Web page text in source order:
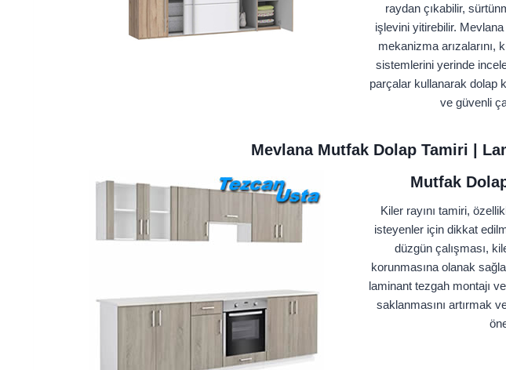
raydan çıkabilir,
işlevini yitirebilir.
mekanizma arızalarını,
sistemlerini yerinde
parçalar kullanarak dolap
ve güvenli
Mevlana Mutfak Dolap Tamiri |
Mutfak
Kiler rayını tamiri,
isteyenler için dikkat
düzgün çalışması,
korunmasına olanak
laminant tezgah montajı
saklanmasını artırmak